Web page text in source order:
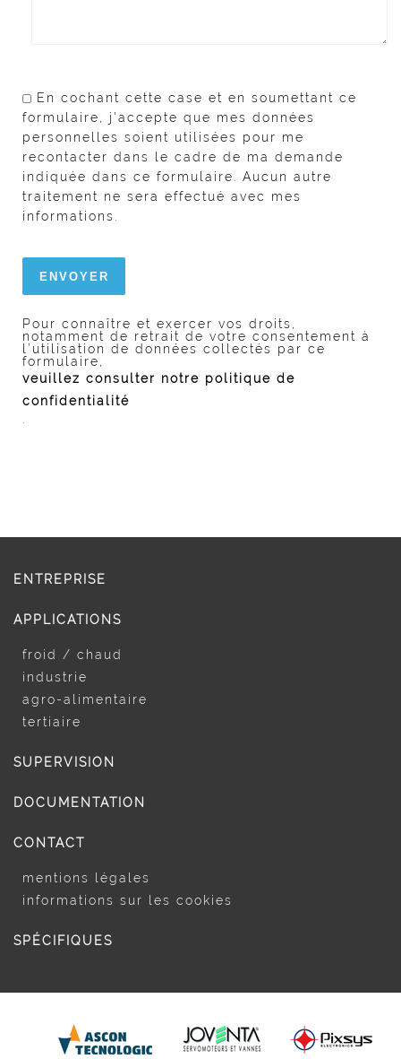
En cochant cette case et en soumettant ce
formulaire, j'accepte que mes données
personnelles soient utilisées pour me
recontacter dans le cadre de ma demande
indiquée dans ce formulaire. Aucun autre
traitement ne sera effectué avec mes
informations.
Pour connaître et exercer vos droits,
notamment de retrait de votre consentement à
l’utilisation de données collectés par ce
formulaire,
veuillez consulter notre politique de
confidentialité
ENTREPRISE
APPLICATIONS
froid / chaud
industrie
agro-alimentaire
tertiaire
SUPERVISION
DOCUMENTATION
CONTACT
mentions légales
informations sur les cookies
SPÉCIFIQUES